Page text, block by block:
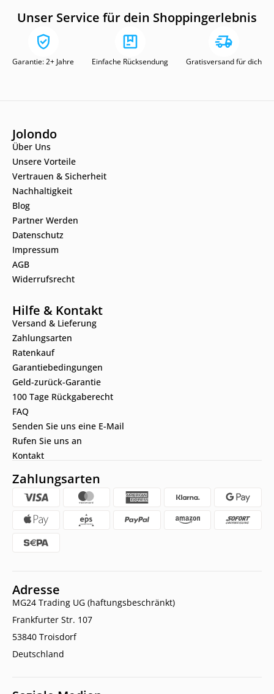
Unser Service für dein Shoppingerlebnis
Garantie: 2+ Jahre Einfache Rücksendung Gratisversand für dich
Jolondo
Über Uns
Unsere Vorteile
Vertrauen & Sicherheit
Nachhaltigkeit
Blog
Partner Werden
Datenschutz
Impressum
AGB
Widerrufsrecht
Hilfe & Kontakt
Versand & Lieferung
Zahlungsarten
Ratenkauf
Garantiebedingungen
Geld-zurück-Garantie
100 Tage Rückgaberecht
FAQ
Senden Sie uns eine E-Mail
Rufen Sie uns an
Kontakt
Zahlungsarten
Adresse
MG24 Trading UG (haftungsbeschränkt)
Frankfurter Str. 107
53840 Troisdorf
Deutschland